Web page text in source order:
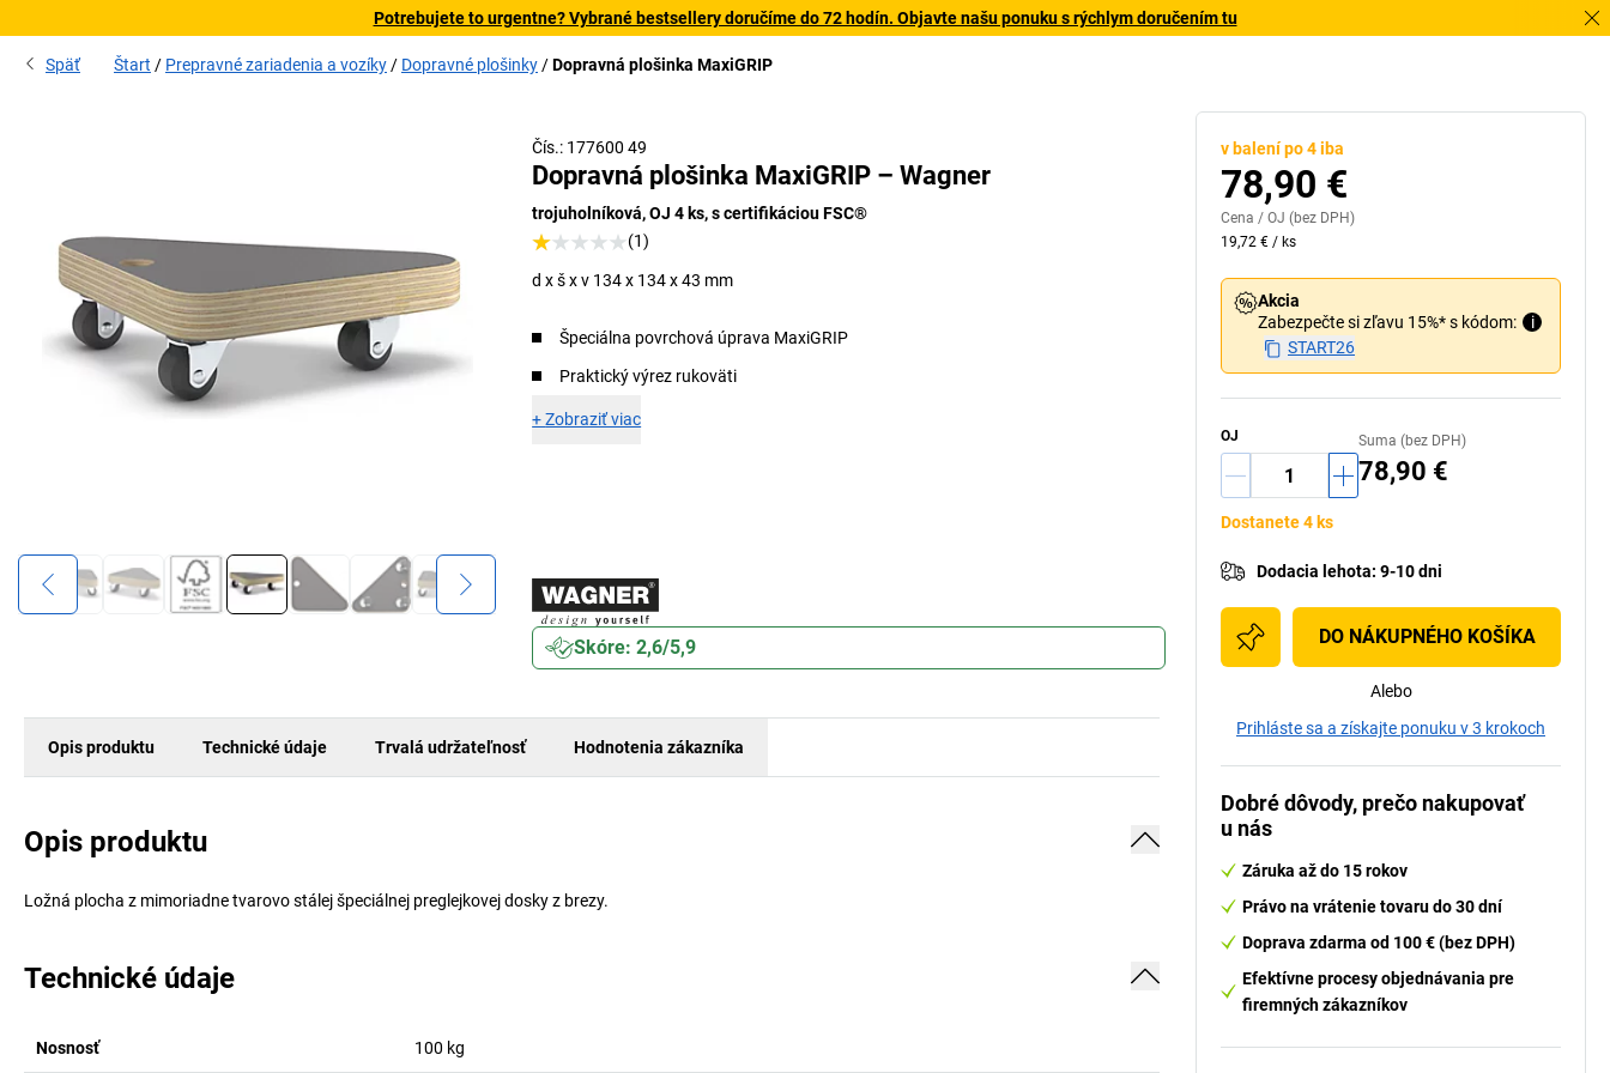
Potrebujete to urgentne? Vybrané bestsellery doručíme do 72 hodín. Objavte našu ponuku s rýchlym doručením tu
Späť Štart Prepravné zariadenia a vozíky Dopravné plošinky Dopravná plošinka MaxiGRIP
Čís.: 177600 49
Dopravná plošinka MaxiGRIP – Wagner
trojuholníková, OJ 4 ks, s certifikáciou FSC®
(1)
d x š x v 134 x 134 x 43 mm
Špeciálna povrchová úprava MaxiGRIP
Praktický výrez rukoväti
+Zobraziť viac
Skóre: 2,6/5,9
Opis produktu Technické údaje Trvalá udržateľnosť Hodnotenia zákazníka
Opis produktu
Ložná plocha z mimoriadne tvarovo stálej špeciálnej preglejkovej dosky z brezy.
Technické údaje
Nosnosť 100 kg
v balení po 4 iba
78,90 €
Cena / OJ (bez DPH)
19,72 € / ks
Akcia
Zabezpečte si zľavu 15%* s kódom:
i
START26
OJ Suma (bez DPH)
78,90 €
Dostanete 4 ks
Dodacia lehota: 9-10 dni
DO NÁKUPNÉHO KOŠÍKA
Alebo
Prihláste sa a získajte ponuku v 3 krokoch
Dobré dôvody, prečo nakupovať
u nás
Záruka až do 15 rokov
Právo na vrátenie tovaru do 30 dní
Doprava zdarma od 100 € (bez DPH)
Efektívne procesy objednávania pre
firemných zákazníkov